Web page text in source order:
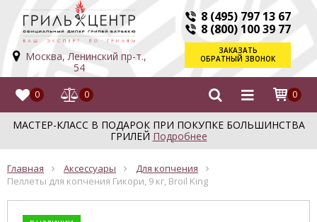
Москва, Ленинский пр-т.,
54
8 (495) 797 13 67
8 (800) 100 39 77
ЗАКАЗАТЬ
ОБРАТНЫЙ ЗВОНОК
0 0 0
МАСТЕР-КЛАСС В ПОДАРОК ПРИ ПОКУПКЕ БОЛЬШИНСТВА
ГРИЛЕЙ Подробнее
Главная Аксессуары
Для копчения
Пеллеты для копчения Гикори, 9 кг, Broil King